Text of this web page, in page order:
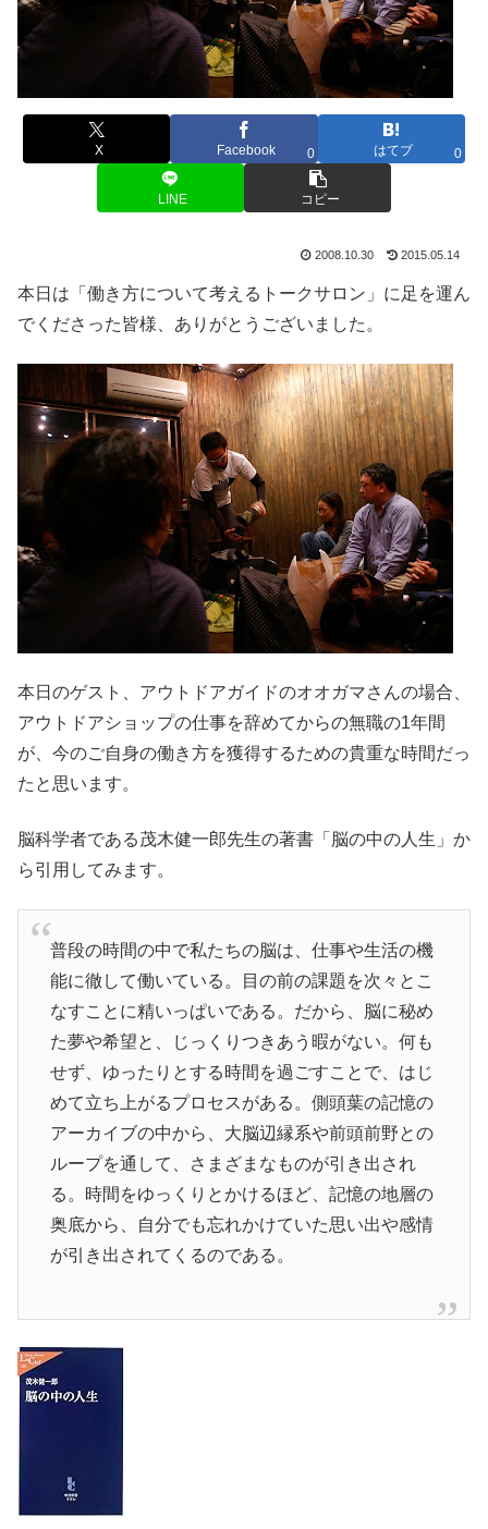
X Facebook 0 はてブ 0
LINE コピー
2008.10.30 2015.05.14
本日は「働き方について考えるトークサロン」に足を運ん
でくださった皆様、ありがとうございました。
本日のゲスト、アウトドアガイドのオオガマさんの場合、
アウトドアショップの仕事を辞めてからの無職の1年間
が、今のご自身の働き方を獲得するための貴重な時間だっ
たと思います。
脳科学者である茂木健一郎先生の著書「脳の中の人生」か
ら引用してみます。
普段の時間の中で私たちの脳は、仕事や生活の機
能に徹して働いている。目の前の課題を次々とこ
なすことに精いっぱいである。だから、脳に秘め
た夢や希望と、じっくりつきあう暇がない。何も
せず、ゆったりとする時間を過ごすことで、はじ
めて立ち上がるプロセスがある。側頭葉の記憶の
アーカイブの中から、大脳辺縁系や前頭前野との
ループを通して、さまざまなものが引き出され
る。時間をゆっくりとかけるほど、記憶の地層の
奥底から、自分でも忘れかけていた思い出や感情
が引き出されてくるのである。